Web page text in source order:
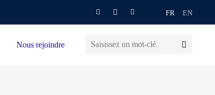
FR EN
Nous rejoindre